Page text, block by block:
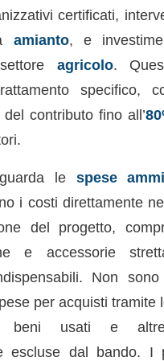
certificati,
amianto, e
agricolo.
specifico,
contributo fino all’
le spese
i costi direttamente
del progetto,
e accessorie
Non sono
per acquisti tramite
beni usati e
escluse dal bando. I